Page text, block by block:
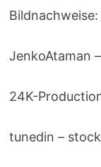
Bildnachweise:
JenkoAtaman
24K-
tunedin –